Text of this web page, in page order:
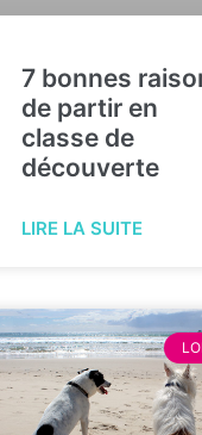
7 bonnes
de partir en
classe de
découverte
LIRE LA SUITE